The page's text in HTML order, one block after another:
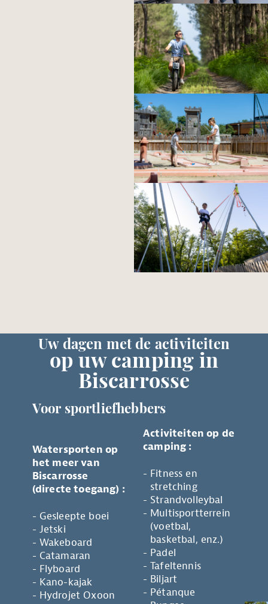
Uw dagen met de activiteiten
op uw camping in
Biscarrosse
Voor sportliefhebbers
Watersporten op
het meer van
Biscarrosse
(directe toegang) :
Gesleepte boei
Jetski
Wakeboard
Catamaran
Flyboard
Kano-kajak
Hydrojet Oxoon
Activiteiten op de
camping :
Fitness en
stretching
Strandvolleybal
Multisportterrein
(voetbal,
basketbal, enz.)
Padel
Tafeltennis
Biljart
Pétanque